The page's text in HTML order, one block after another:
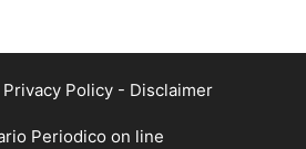
Privacy Policy- Disclaimer
Periodico on line